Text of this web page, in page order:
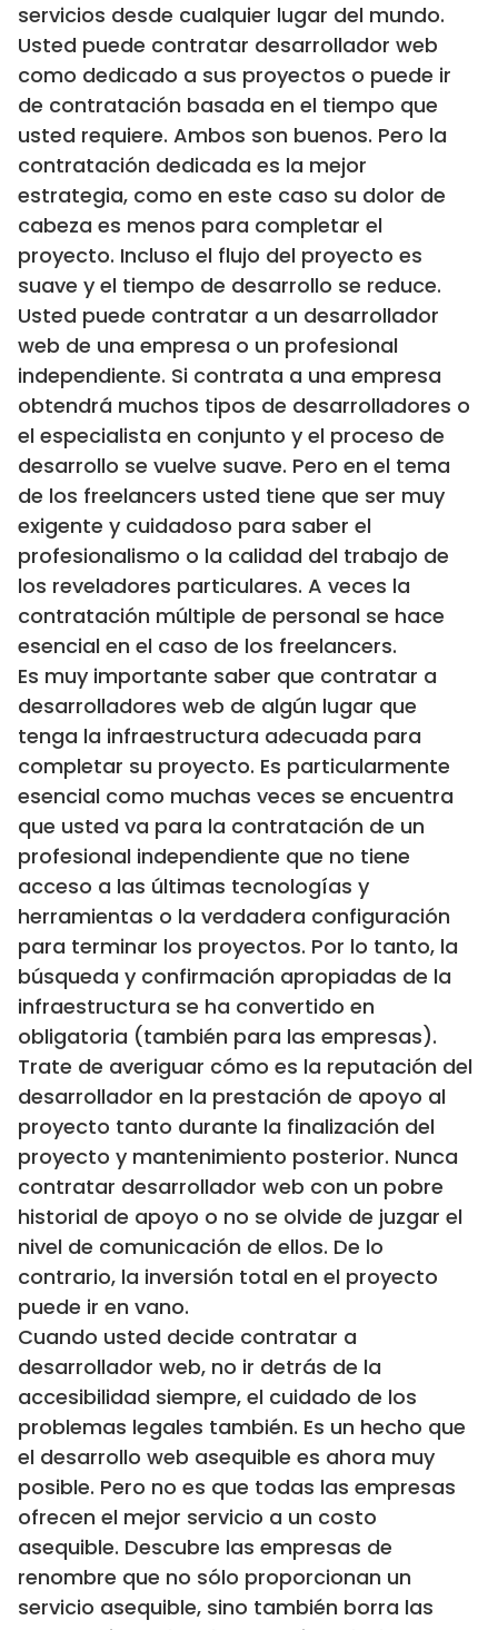
servicios desde cualquier lugar del mundo.
Usted puede contratar desarrollador web
como dedicado a sus proyectos o puede ir
de contratación basada en el tiempo que
usted requiere. Ambos son buenos. Pero la
contratación dedicada es la mejor
estrategia, como en este caso su dolor de
cabeza es menos para completar el
proyecto. Incluso el flujo del proyecto es
suave y el tiempo de desarrollo se reduce.
Usted puede contratar a un desarrollador
web de una empresa o un profesional
independiente. Si contrata a una empresa
obtendrá muchos tipos de desarrolladores o
el especialista en conjunto y el proceso de
desarrollo se vuelve suave. Pero en el tema
de los freelancers usted tiene que ser muy
exigente y cuidadoso para saber el
profesionalismo o la calidad del trabajo de
los reveladores particulares. A veces la
contratación múltiple de personal se hace
esencial en el caso de los freelancers.
Es muy importante saber que contratar a
desarrolladores web de algún lugar que
tenga la infraestructura adecuada para
completar su proyecto. Es particularmente
esencial como muchas veces se encuentra
que usted va para la contratación de un
profesional independiente que no tiene
acceso a las últimas tecnologías y
herramientas o la verdadera configuración
para terminar los proyectos. Por lo tanto, la
búsqueda y confirmación apropiadas de la
infraestructura se ha convertido en
obligatoria (también para las empresas).
Trate de averiguar cómo es la reputación del
desarrollador en la prestación de apoyo al
proyecto tanto durante la finalización del
proyecto y mantenimiento posterior. Nunca
contratar desarrollador web con un pobre
historial de apoyo o no se olvide de juzgar el
nivel de comunicación de ellos. De lo
contrario, la inversión total en el proyecto
puede ir en vano.
Cuando usted decide contratar a
desarrollador web, no ir detrás de la
accesibilidad siempre, el cuidado de los
problemas legales también. Es un hecho que
el desarrollo web asequible es ahora muy
posible. Pero no es que todas las empresas
ofrecen el mejor servicio a un costo
asequible. Descubre las empresas de
renombre que no sólo proporcionan un
servicio asequible, sino también borra las